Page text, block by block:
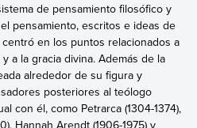
de pensamiento filosófico y
pensamiento, escritos e ideas de
centró en los puntos relacionados a
a la gracia divina. Además de la
alrededor de su figura y
posteriores al teólogo
con él, como Petrarca (1304-1374),